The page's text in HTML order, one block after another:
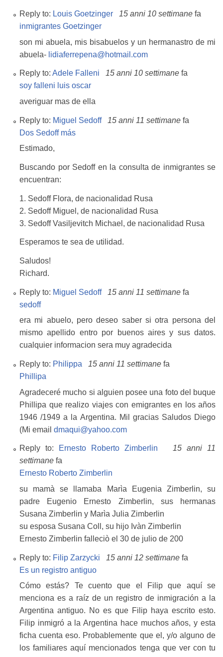
Reply to: Louis Goetzinger 15 anni 10 settimane fa
inmigrantes Goetzinger
son mi abuela, mis bisabuelos y un hermanastro de mi
abuela- lidiaferrepena@hotmail.com
Reply to: Adele Falleni 15 anni 10 settimane fa
soy falleni luis oscar
averiguar mas de ella
Reply to: Miguel Sedoff 15 anni 11 settimane fa
Dos Sedoff más
Estimado,
Buscando por Sedoff en la consulta de inmigrantes se
encuentran:
1. Sedoff Flora, de nacionalidad Rusa
2. Sedoff Miguel, de nacionalidad Rusa
3. Sedoff Vasiljevitch Michael, de nacionalidad Rusa
Esperamos te sea de utilidad.
Saludos!
Richard.
Reply to: Miguel Sedoff 15 anni 11 settimane fa
sedoff
era mi abuelo, pero deseo saber si otra persona del
mismo apellido entro por buenos aires y sus datos.
cualquier informacion sera muy agradecida
Reply to: Philippa 15 anni 11 settimane fa
Phillipa
Agradeceré mucho si alguien posee una foto del buque
Phillipa que realizo viajes con emigrantes en los años
1946 /1949 a la Argentina. Mil gracias Saludos Diego
(Mi email dmaqui@yahoo.com
Reply to: Ernesto Roberto Zimberlin
15 anni 11
settimane fa
Ernesto Roberto Zimberlin
su mamà se llamaba Marìa Eugenia Zimberlin, su
padre Eugenio Ernesto Zimberlin, sus hermanas
Susana Zimberlin y Marìa Julia Zimberlin
su esposa Susana Coll, su hijo Ivàn Zimberlin
Ernesto Zimberlin falleciò el 30 de julio de 200
Reply to: Filip Zarzycki 15 anni 12 settimane fa
Es un registro antiguo
Cómo estás? Te cuento que el Filip que aquí se
menciona es a raíz de un registro de inmigración a la
Argentina antiguo. No es que Filip haya escrito esto.
Filip inmigró a la Argentina hace muchos años, y esta
ficha cuenta eso. Probablemente que el, y/o alguno de
los familiares aquí mencionados tenga que ver con tu